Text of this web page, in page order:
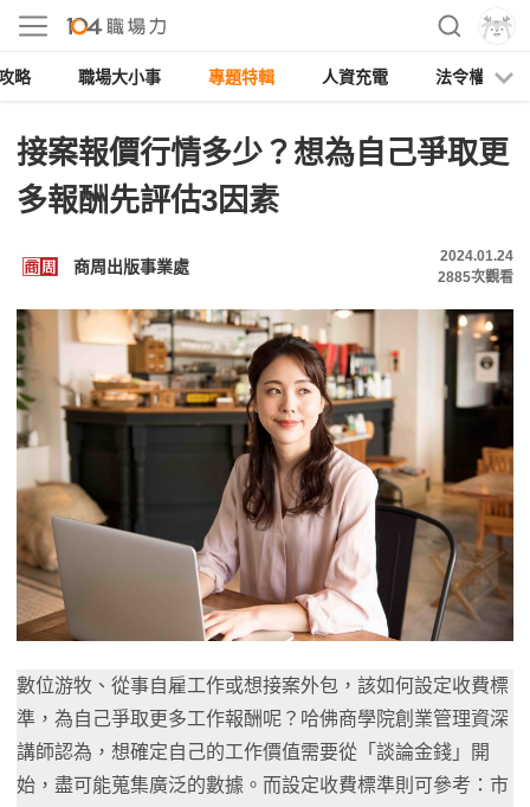
略 職場大小事 專題特輯 人資充電 法令權益
接案報價行情多少？想為自己爭取更
多報酬先評估3因素
商周出版事業處
2024.01.24
2885次觀看
數位游牧、從事自雇工作或想接案外包，該如何設定收費標
準，為自己爭取更多工作報酬呢？哈佛商學院創業管理資深
講師認為，想確定自己的工作價值需要從「談論金錢」開
始，盡可能蒐集廣泛的數據。而設定收費標準則可參考：市